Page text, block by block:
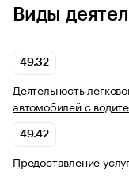
Виды
49.32
Деятельность
автомобилей с
49.42
Предоставление